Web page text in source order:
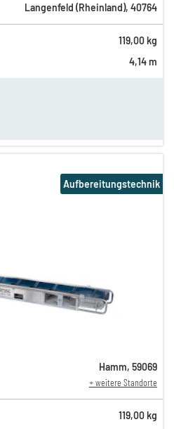
Langenfeld (Rheinland), 40764
119,00 kg
4,14 m
Aufbereitungstechnik
Hamm, 59069
+ weitere Standorte
119,00 kg